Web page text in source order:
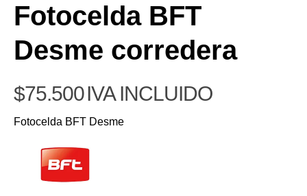
Fotocelda BFT
Desme corredera
$75.500IVA INCLUIDO
Fotocelda BFT Desme